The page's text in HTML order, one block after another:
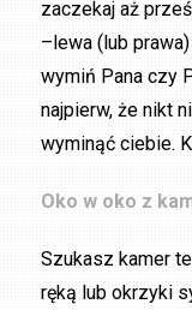
zaczekaj aż
–lewa (lub
wymiń Pana czy
najpierw, że nikt
wyminąć ciebie.
Oko w oko z
Szukasz kamer
ręką lub okrzyki